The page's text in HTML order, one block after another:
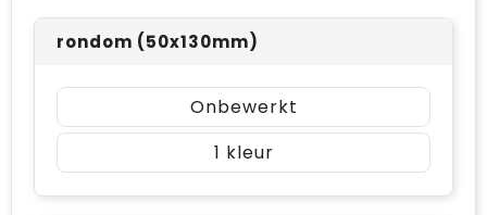
rondom (50x130mm)
Onbewerkt
1